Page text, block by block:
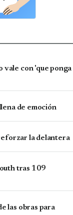
vale con 'que ponga
de emoción
la delantera
tras 109
las obras para